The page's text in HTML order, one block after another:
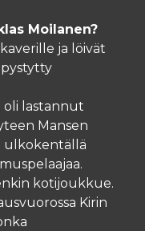
Moilanen?
ja löivät
oli lastannut
Mansen
ulkokentällä
kotijoukkue.
Kirin